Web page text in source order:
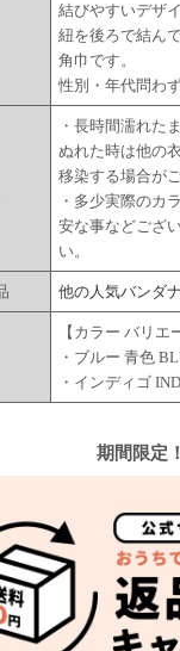
結びやすいデザ
紐を後ろで結ん
角巾です。
性別・年代問わ
・長時間濡れた
ぬれた時は他の
移染する場合が
・多少実際のカ
安な事などござ
い。
他の人気バンダ
【カラー バリエ
・ブルー 青色
・インディゴ
期間限定